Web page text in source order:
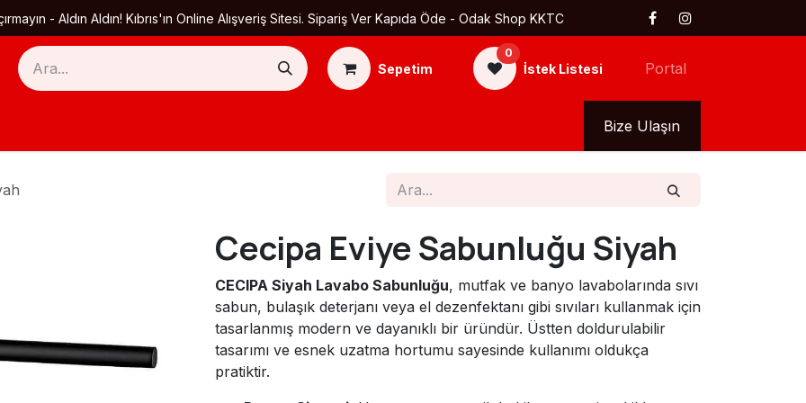
- Aldın Aldın! Kıbrıs'ın Online Alışveriş Sitesi. Sipariş Ver Kapıda Öde - Odak Shop KKTC
Sepetim
0
İstek Listesi Portal
Bize Ulaşın
Cecipa Eviye Sabunluğu Siyah
CECIPA Siyah Lavabo Sabunluğu, mutfak ve banyo lavabolarında sıvı
sabun, bulaşık deterjanı veya el dezenfektanı gibi sıvıları kullanmak için
tasarlanmış modern ve dayanıklı bir üründür. Üstten doldurulabilir
tasarımı ve esnek uzatma hortumu sayesinde kullanımı oldukça
pratiktir.